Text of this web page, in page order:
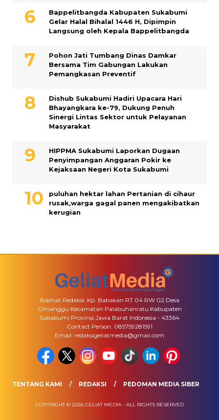
Bappelitbangda Kabupaten Sukabumi
Gelar Halal Bihalal 1446 H, Dipimpin
Langsung oleh Kepala Bappelitbangda
Pohon Jati Tumbang Dinas Damkar
Bersama Tim Gabungan Lakukan
Pemangkasan Preventif
Dishub Sukabumi Hadiri Upacara Hari
Bhayangkara ke-79, Dukung Penuh
Sinergi Lintas Sektor untuk Pelayanan
Masyarakat
HIPPMA Sukabumi Laporkan Dugaan
Penyimpangan Anggaran Pokir ke
Kejaksaan Negeri Kota Sukabumi
puluhan hektar lahan Pertanian di cihaur
rusak,warga gagal panen mengakibatkan
kerugian
Alamat Redaksi: Kp. Babakan RT 04 RW 02 Desa
Cimanggu Kecamatan Palabuhanratu Kabupaten
Sukabumi Provinsi Jawa Barat Indonesia - 43364
Contact Person: 085759281591
Email: redaksigeliatmedia@gmail.com
TENTANG KAMI REDAKSI PEDOMAN MEDIA SIBER
COPYRIGHT © 2026 GELIAT MEDIA - ALL RIGHTS RESERVED